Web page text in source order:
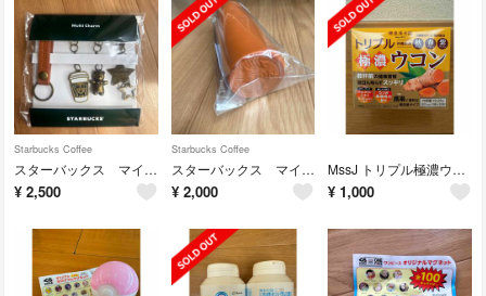
Starbucks Coffee
スターバックス マイカスタマーズジャーニーセット マルチチャーム
¥ 2,500
Starbucks Coffee
スターバックス マイカスタマーズジャーニーセット レザーペンケース
¥ 2,000
MssJ トリプル極濃ウコン 2箱セット
¥ 1,000